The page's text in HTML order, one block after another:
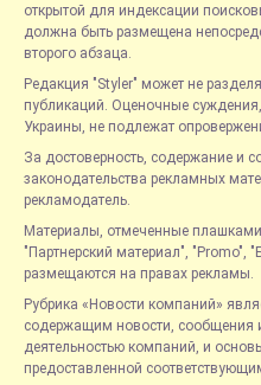
открытой для индексации
должна быть размещена
второго абзаца.
Редакция "Styler" может не
публикаций. Оценочные
Украины, не подлежат
За достоверность, содержание и
законодательства рекламных
рекламодатель.
Материалы, отмеченные плашками
"Партнерский материал", "Promo",
размещаются на правах рекламы.
Рубрика «Новости компаний»
содержащим новости, сообщения
деятельностью компаний, и
предоставленной